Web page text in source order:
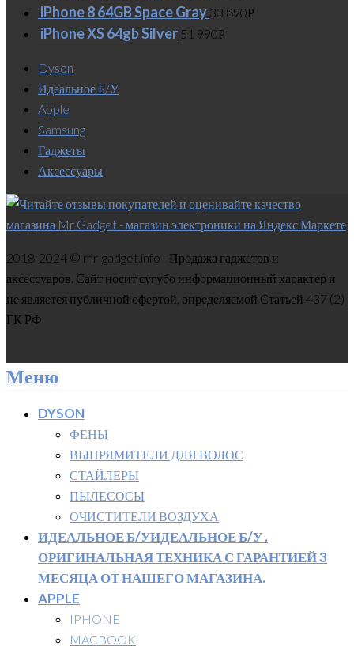
iPhone 8 64GB Space Gray 33 890Р
iPhone XS 64gb Silver 51 990Р
Dyson
Идеальное Б/У
Apple
Samsung
Гаджеты
Аксессуары
2018-2024 © mr-gadget.info - Продажа гаджетов и
аксессуаров. Сайт носит сугубо информационный характер и
не является публичной офертой, определяемой Статьей 437 (2)
ГК РФ
Меню
DYSON
ФЕНЫ
ВЫПРЯМИТЕЛИ ДЛЯ ВОЛОС
СТАЙЛЕРЫ
ПЫЛЕСОСЫ
ОЧИСТИТЕЛИ ВОЗДУХА
ИДЕАЛЬНОЕ Б/УИДЕАЛЬНОЕ Б/У .
ОРИГИНАЛЬНАЯ ТЕХНИКА С ГАРАНТИЕЙ 3
МЕСЯЦА ОТ НАШЕГО МАГАЗИНА.
APPLE
IPHONE
MACBOOK